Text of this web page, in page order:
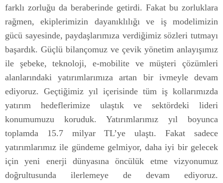
farklı zorluğu da beraberinde getirdi. Fakat bu zorluklara
rağmen, ekiplerimizin dayanıklılığı ve iş modelimizin
gücü sayesinde, paydaşlarımıza verdiğimiz sözleri tutmayı
başardık. Güçlü bilançomuz ve çevik yönetim anlayışımız
ile şebeke, teknoloji, e-mobilite ve müşteri çözümleri
alanlarındaki yatırımlarımıza artan bir ivmeyle devam
ediyoruz. Geçtiğimiz yıl içerisinde tüm iş kollarımızda
yatırım hedeflerimize ulaştık ve sektördeki lideri
konumumuzu koruduk. Yatırımlarımız yıl boyunca
toplamda 15.7 milyar TL’ye ulaştı. Fakat sadece
yatırımlarımız ile gündeme gelmiyor, daha iyi bir gelecek
için yeni enerji dünyasına öncülük etme vizyonumuz
doğrultusunda ilerlemeye de devam ediyoruz.